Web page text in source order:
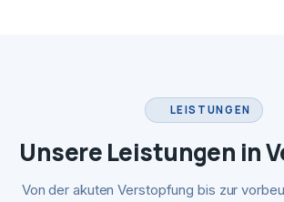
LEISTUNGEN
Unsere Leistungen in
Von der akuten Verstopfung bis zur